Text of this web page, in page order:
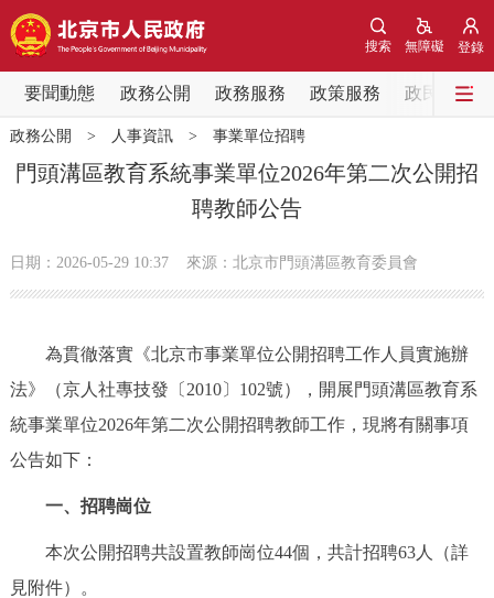
登錄
無障礙
搜索
要聞動態 政務公開 政務服務 政策服務 政民互動
要聞動態
黨中央精神 國務院資訊
會議資訊
市領導 機構職能 政策服務
政策兌現
決策公開
政務服務
政務公開 > 人事資訊> 事業單位招聘
門頭溝區教育系統事業單位2026年第二次公開招
聘教師公告
日期：2026-05-29 10:37 來源：北京市門頭溝區教育委員會
為貫徹落實《北京市事業單位公開招聘工作人員實施辦
法》（京人社專技發〔2010〕102號），開展門頭溝區教育系
統事業單位2026年第二次公開招聘教師工作，現將有關事項
公告如下：
一、招聘崗位
本次公開招聘共設置教師崗位44個，共計招聘63人（詳
見附件）。